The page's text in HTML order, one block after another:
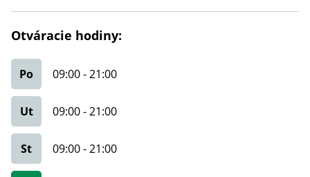
Otváracie hodiny:
Po 09:00-21:00
Ut 09:00-21:00
St 09:00-21:00